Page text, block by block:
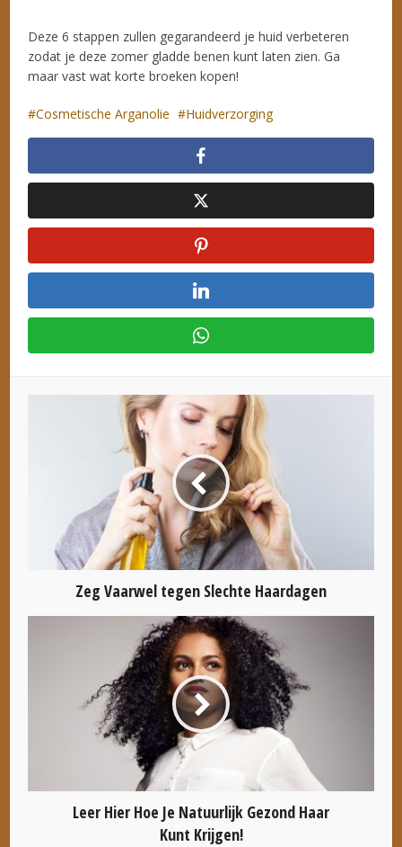
Deze 6 stappen zullen gegarandeerd je huid verbeteren
zodat je deze zomer gladde benen kunt laten zien. Ga
maar vast wat korte broeken kopen!
Cosmetische Arganolie Huidverzorging
Zeg Vaarwel tegen Slechte Haardagen
Leer Hier Hoe Je Natuurlijk Gezond Haar
Kunt Krijgen!